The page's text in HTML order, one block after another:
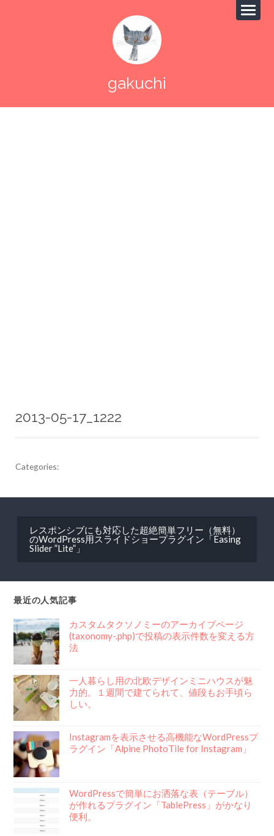
gakuchi
2013-05-17_1222
Categories:
ー
シ
ョ
ン
レスポンシブにも対応した超絶簡単フリー（無料）
のWordPress用スライドショープラグイン「Easing
Slider ”Lite”」
最近の人気記事
カスタムタクソノミーのアーカイブページ
(taxonomy-.php)で投稿の表示件数を変える方
法
一人暮らし用の北欧デザインミニハウスが魅
力的。１週間で建てられて、値段もお手頃ら
しい。
Instagramを表示させる高機能なWordPressプ
ラグイン「Alpine PhotoTile for Instagram」
WordPressで簡単にお洒落な表（テーブル）
が作れるプラグイン「TablePress」がかなり
便利。